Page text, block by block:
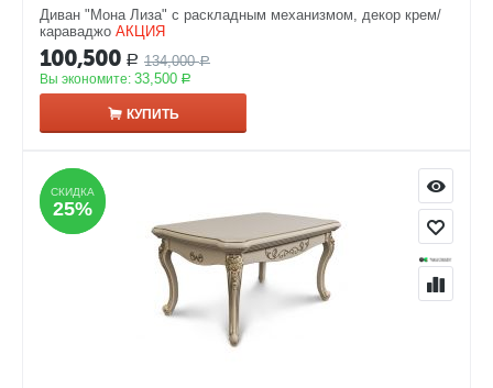
Диван "Мона Лиза" с раскладным механизмом, декор крем/
караваджо АКЦИЯ
100,500 Р 134,000 Р
Вы экономите: 33,500 Р
КУПИТЬ
СКИДКА
25%
СКИДКА
25%